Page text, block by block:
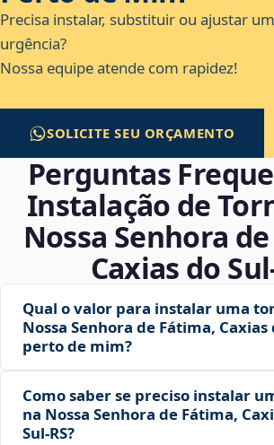
Precisa instalar, substituir ou ajustar
urgência?
Nossa equipe atende com rapidez!
SOLICITE SEU ORÇAMENTO
Perguntas
Instalação de
Nossa Senhora
Caxias do
Qual o valor para instalar uma
Nossa Senhora de Fátima, Caxias
perto de mim?
Como saber se preciso instalar
na Nossa Senhora de Fátima,
Sul‑RS?